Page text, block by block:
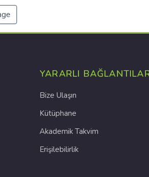
YARARLI
Bize Ulaşın
Kütüphane
Akademik Takvim
Erişilebilirlik